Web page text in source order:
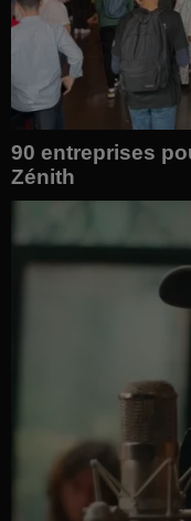
90 entreprises
Zénith